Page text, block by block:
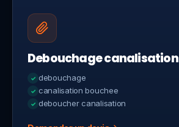
Debouchage canalisation
debouchage
canalisation bouchee
deboucher canalisation